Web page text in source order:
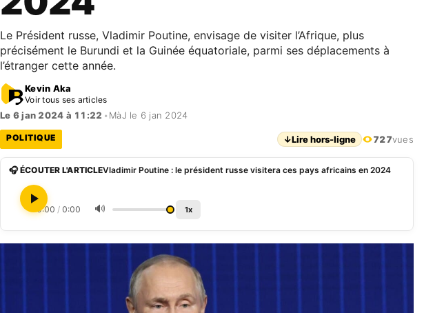
Le Président russe, Vladimir Poutine, envisage de visiter l’Afrique, plus
précisément le Burundi et la Guinée équatoriale, parmi ses déplacements à
l’étranger cette année.
Kevin Aka
Voir tous ses articles
Le 6 jan 2024 à 11:22 • MàJ le 6 jan 2024
POLITIQUE ↓Lire hors-ligne 727vues
🎧 ÉCOUTER L'ARTICLEVladimir Poutine : le président russe visitera ces pays africains en 2024
0:00 / 0:00 🔊 1x